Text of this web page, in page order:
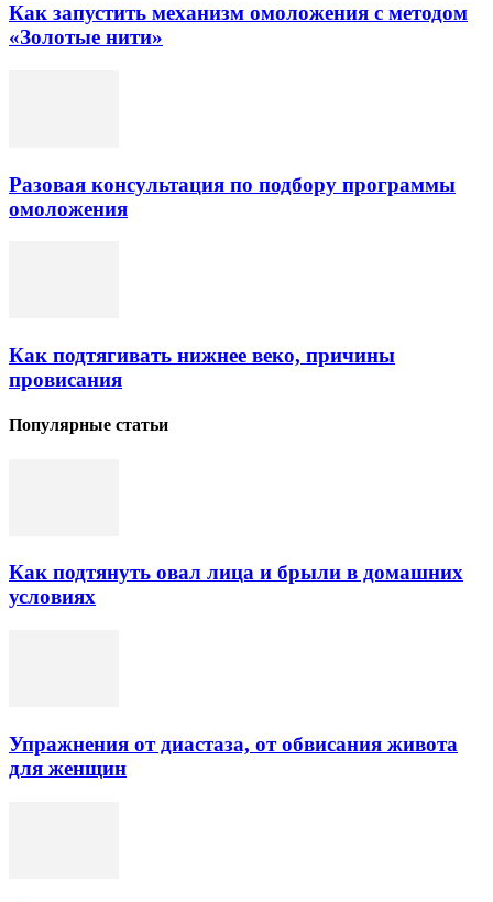
Как запустить механизм омоложения с методом
«Золотые нити»
Разовая консультация по подбору программы
омоложения
Как подтягивать нижнее веко, причины
провисания
Популярные статьи
Как подтянуть овал лица и брыли в домашних
условиях
Упражнения от диастаза, от обвисания живота
для женщин